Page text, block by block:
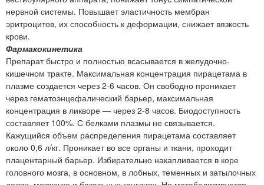
нервной системы. Повышает эластичность мембран
эритроцитов, их способность к деформации, снижает вязкость
крови.
Фармакокинетика
Препарат быстро и полностью всасывается в желудочно-
кишечном тракте. Максимальная концентрация пирацетама в
плазме создается через 2-6 часов. Он свободно проникает
через гематоэнцефалический барьер, максимальная
концентрация в ликворе — через 2-8 часов. Биодоступность
составляет 100%. С белками плазмы не связывается.
Кажущийся объем распределения пирацетама составляет
около 0,6 л/кг. Проникает во все органы и ткани, проходит
плацентарный барьер. Избирательно накапливается в коре
головного мозга, в основном, в лобных, теменных и затылочных